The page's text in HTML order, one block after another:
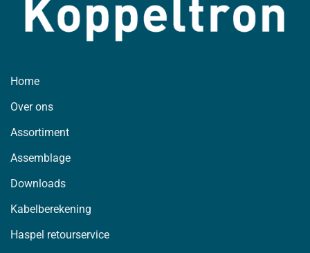
Home
Over ons
Assortiment
Assemblage
Downloads
Kabelberekening
Haspel retourservice